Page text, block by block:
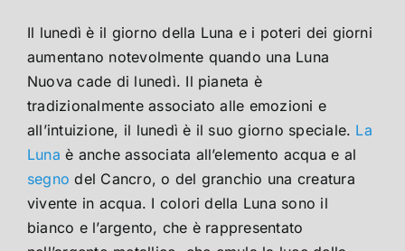
Il lunedì è il giorno della Luna e i poteri dei giorni
aumentano notevolmente quando una Luna
Nuova cade di lunedì. Il pianeta è
tradizionalmente associato alle emozioni e
all’intuizione, il lunedì è il suo giorno speciale. La
Luna è anche associata all’elemento acqua e al
segno del Cancro, o del granchio una creatura
vivente in acqua. I colori della Luna sono il
bianco e l’argento, che è rappresentato